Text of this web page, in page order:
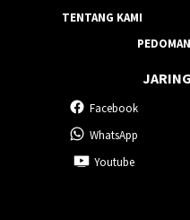
TENTANG KAMI
Facebook
WhatsApp
Youtube